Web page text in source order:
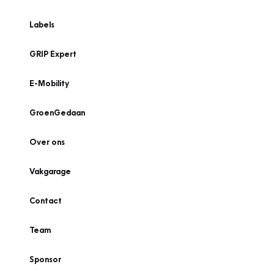
Labels
GRIP Expert
E-Mobility
GroenGedaan
Over ons
Vakgarage
Contact
Team
Sponsor